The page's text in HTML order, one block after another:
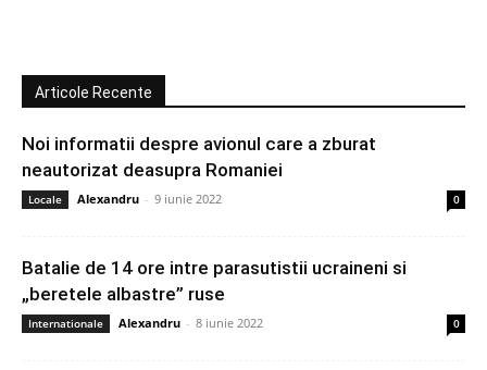
Articole Recente
Noi informatii despre avionul care a zburat
neautorizat deasupra Romaniei
Locale Alexandru - 9 iunie 2022 0
Batalie de 14 ore intre parasutistii ucraineni si
„beretele albastre” ruse
Internationale Alexandru - 8 iunie 2022 0